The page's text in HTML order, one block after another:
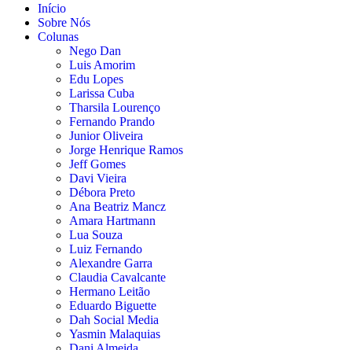
Início
Sobre Nós
Colunas
Nego Dan
Luis Amorim
Edu Lopes
Larissa Cuba
Tharsila Lourenço
Fernando Prando
Junior Oliveira
Jorge Henrique Ramos
Jeff Gomes
Davi Vieira
Débora Preto
Ana Beatriz Mancz
Amara Hartmann
Lua Souza
Luiz Fernando
Alexandre Garra
Claudia Cavalcante
Hermano Leitão
Eduardo Biguette
Dah Social Media
Yasmin Malaquias